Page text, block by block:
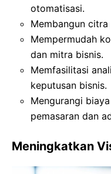
otomatisasi.
Membangun
Mempermudah
dan mitra bisnis.
Memfasilitasi
keputusan bisnis.
Mengurangi
pemasaran dan
Meningkatkan